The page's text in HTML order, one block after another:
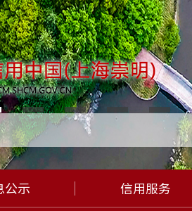
公示 信用服务